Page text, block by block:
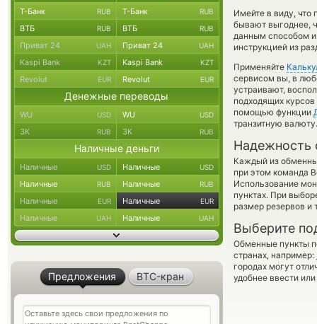
Имейте в виду, что
бывают выгоднее,
данным способом и
инструкцией из
Применяйте
сервисом вы, в
устраивают,
подходящих
помощью функции
транзитную валюту.
Надежность
Каждый из
при этом команда
Использование
пунктах. При
размер резервов и
Выберите
Обменные пункты
странах, например:
городах могут
удобнее ввести
Т-Банк RUB Т-Банк RUB
ВТБ RUB ВТБ RUB
Приват 24 UAH Приват 24 UAH
Kaspi Bank KZT Kaspi Bank KZT
Revolut EUR Revolut EUR
Денежные переводы
WU USD WU USD
ЗК RUB ЗК RUB
Наличные деньги
Наличные USD Наличные USD
Наличные RUB Наличные RUB
Наличные EUR Наличные EUR
Наличные UAH Наличные UAH
Предложения BTC-кран